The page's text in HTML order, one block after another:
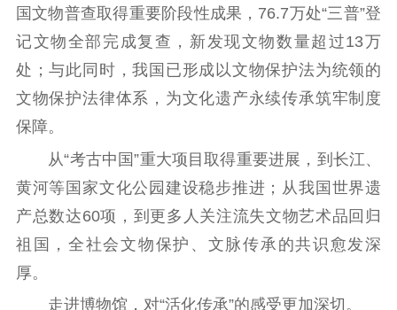
记者之家
品牌栏目
文化文艺
精品生产 文化惠民
文化传承
文化交流
紫金文化艺术节
品牌活动 紫艺舞台
精神文明
文明创建 文明实践
文明培育
社会宣传
国文物普查取得重要阶段性成果，76.7万处“三普”登
记文物全部完成复查，新发现文物数量超过13万
处；与此同时，我国已形成以文物保护法为统领的
文物保护法律体系，为文化遗产永续传承筑牢制度
保障。
从“考古中国”重大项目取得重要进展，到长江、
黄河等国家文化公园建设稳步推进；从我国世界遗
产总数达60项，到更多人关注流失文物艺术品回归
祖国，全社会文物保护、文脉传承的共识愈发深
厚。
走进博物馆，对“活化传承”的感受更加深切。